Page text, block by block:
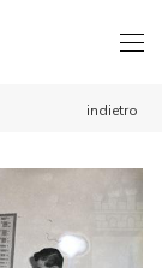
indietro